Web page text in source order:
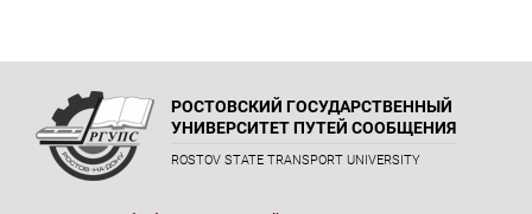
РОСТОВСКИЙ ГОСУДАРСТВЕННЫЙ
УНИВЕРСИТЕТ ПУТЕЙ СООБЩЕНИЯ
ROSTOV STATE TRANSPORT UNIVERSITY